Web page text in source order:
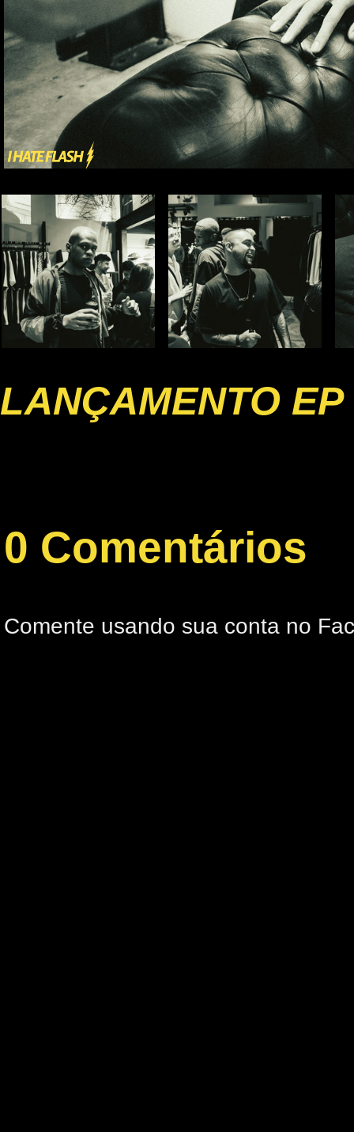
LANÇAMENTO
0 Comentários
Comente usando sua conta no